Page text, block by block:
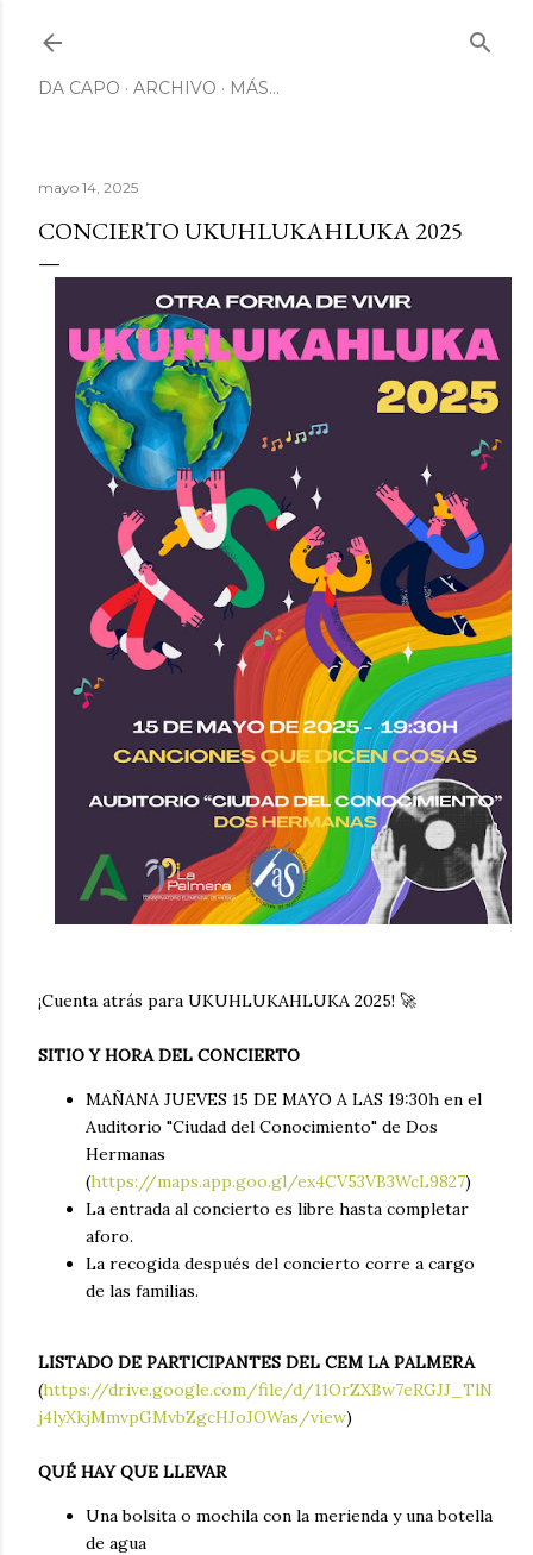
DA CAPO ARCHIVO MÁS…
mayo 14, 2025
CONCIERTO UKUHLUKAHLUKA 2025
¡Cuenta atrás para UKUHLUKAHLUKA 2025! 🚀
SITIO Y HORA DEL CONCIERTO
MAÑANA JUEVES 15 DE MAYO A LAS 19:30h en el
Auditorio "Ciudad del Conocimiento" de Dos
Hermanas
(https://maps.app.goo.gl/ex4CV53VB3WcL9827)
La entrada al concierto es libre hasta completar
aforo.
La recogida después del concierto corre a cargo
de las familias.
LISTADO DE PARTICIPANTES DEL CEM LA PALMERA
(https://drive.google.com/file/d/11OrZXBw7eRGJJ_TlN
j4lyXkjMmvpGMvbZgcHJoJOWas/view)
QUÉ HAY QUE LLEVAR
Una bolsita o mochila con la merienda y una botella
de agua